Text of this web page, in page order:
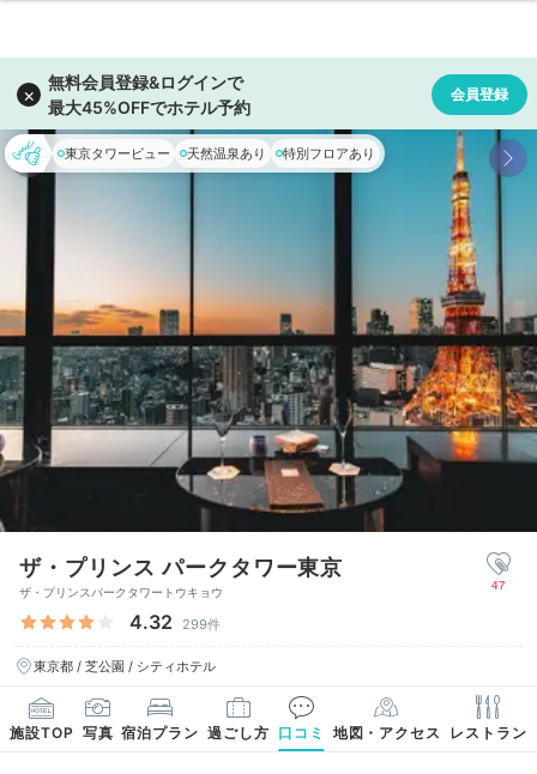
東京タワービュー 天然温泉あり 特別フロアあり
ザ・プリンス パークタワー東京
ザ・プリンスパークタワートウキョウ
4.32 299件
東京都 / 芝公園 / シティホテル
47
施設TOP 写真 宿泊プラン 過ごし方 口コミ 地図・アクセス レストラン